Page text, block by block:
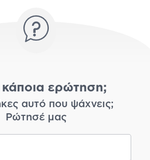
κάποια ερώτηση;
αυτό που ψάχνεις;
Ρώτησέ μας